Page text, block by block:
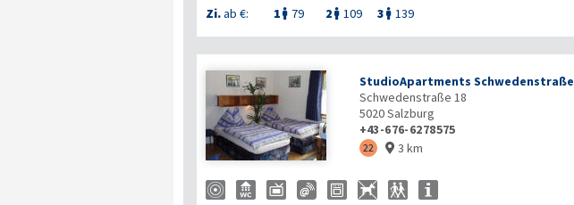
Zi.ab €: 1  79 2  109 3  139
StudioApartments Schwedenstraße
Schwedenstraße 18
5020Salzburg
+43-676-6278575
22  3 km